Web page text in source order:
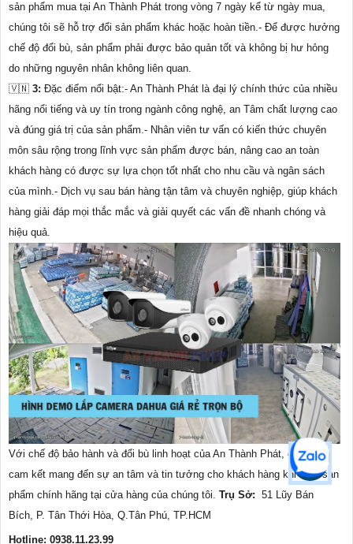
sản phẩm mua tại An Thành Phát trong vòng 7 ngày kể từ ngày mua,
chúng tôi sẽ hỗ trợ đổi sản phẩm khác hoặc hoàn tiền.- Để được hưởng
chế độ đổi bù, sản phẩm phải được bảo quản tốt và không bị hư hỏng
do những nguyên nhân không liên quan.
🇻🇳 3: Đặc điểm nổi bật:- An Thành Phát là đại lý chính thức của nhiều
hãng nổi tiếng và uy tín trong ngành công nghệ, an Tâm chất lượng cao
và đúng giá trị của sản phẩm.- Nhân viên tư vấn có kiến thức chuyên
môn sâu rộng trong lĩnh vực sản phẩm được bán, nâng cao an toàn
khách hàng có được sự lựa chọn tốt nhất cho nhu cầu và ngân sách
của mình.- Dịch vụ sau bán hàng tận tâm và chuyên nghiệp, giúp khách
hàng giải đáp mọi thắc mắc và giải quyết các vấn đề nhanh chóng và
hiệu quả.
Với chế độ bảo hành và đổi bù linh hoạt của An Thành Phát, chúng tôi
cam kết mang đến sự an tâm và tin tưởng cho khách hàng khi mua sản
phẩm chính hãng tại cửa hàng của chúng tôi. Trụ Sở: 51 Lũy Bán
Bích, P. Tân Thới Hòa, Q.Tân Phú, TP.HCM
Hotline: 0938.11.23.99